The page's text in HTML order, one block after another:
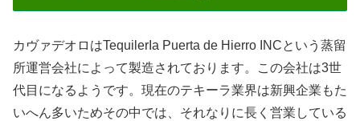
カヴァデオロはTequilerIa Puerta de Hierro INCという蒸留
所運営会社によって製造されております。この会社は3世
代目になるようです。現在のテキーラ業界は新興企業もた
いへん多いためその中では、それなりに長く営業している